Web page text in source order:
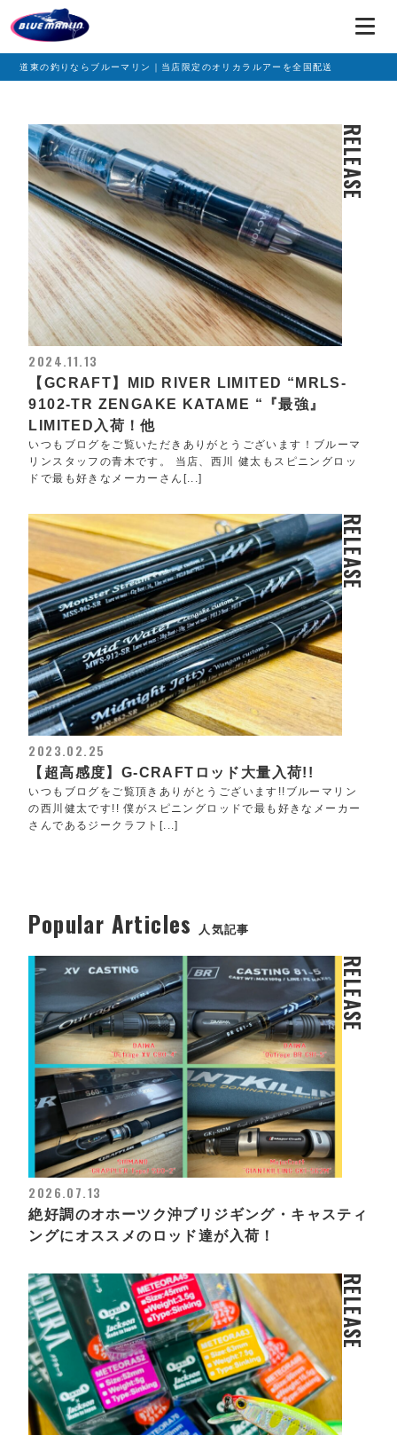
道東の釣りならブルーマリン｜当店限定のオリカラルアーを全国配送
RELEASE
2024.11.13
【GCRAFT】MID RIVER LIMITED “MRLS-
9102-TR ZENGAKE KATAME “『最強』
LIMITED入荷！他
いつもブログをご覧いただきありがとうございます！ブルーマ
リンスタッフの青木です。 当店、西川 健太もスピニングロッ
ドで最も好きなメーカーさん[...]
RELEASE
2023.02.25
【超高感度】G-CRAFTロッド大量入荷!!
いつもブログをご覧頂きありがとうございます!!ブルーマリン
の西川健太です!! 僕がスピニングロッドで最も好きなメーカー
さんであるジークラフト[...]
Popular Articles 人気記事
RELEASE
2026.07.13
絶好調のオホーツク沖ブリジギング・キャスティ
ングにオススメのロッド達が入荷！
RELEASE